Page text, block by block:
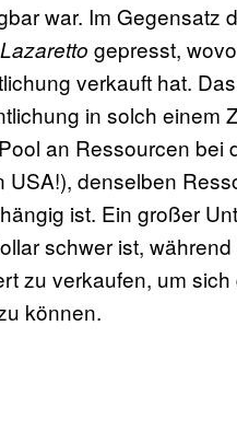
war. Im Gegensatz
Lazaretto gepresst,
verkauft hat.
in solch einem
an Ressourcen
USA!), denselben
ist. Ein großer
schwer ist,
zu verkaufen, um
können.